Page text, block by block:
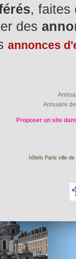
, faites
des
annonces
Annuaire
Proposer un site
hôtels Paris ville de